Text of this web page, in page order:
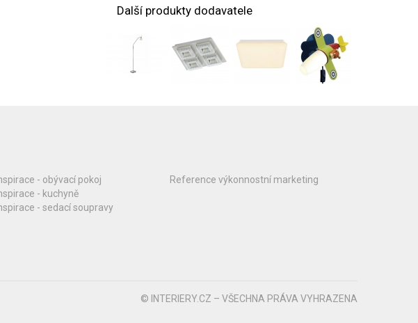
Další produkty dodavatele
- obývací pokoj
- kuchyně
- sedací soupravy
Reference výkonnostní marketing
© INTERIERY.CZ – VŠECHNA PRÁVA VYHRAZENA